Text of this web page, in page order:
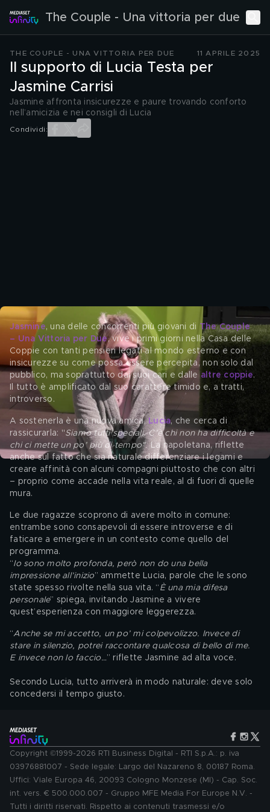
The Couple - Una vittoria per due
THE COUPLE - UNA VITTORIA PER DUE 11 APRILE 2025
Il supporto di Lucia Testa per
Jasmine Carrisi
Jasmine affronta insicurezze e paure trovando conforto
nell’amicizia e nei consigli di Lucia
Condividi:
Jasmine, una delle concorrenti più giovani di The Couple
– Una Vittoria per Due, vive i primi giorni nella Casa delle
Coppie con tanti pensieri legati al mondo esterno e con
insicurezze su come possa essere percepita, non solo dal
pubblico, ma soprattutto dai suoi cari e dalle altre coppie.
Il tutto è amplificato dal suo carattere timido e, a tratti,
introverso.
A sostenerla è una nuova amica, Lucia, che cerca di
rassicurarla: "Siamo tutti speciali. C’è chi non ha difficoltà e
chi ci mette un po’ più di tempo". La napoletana, riflette
anche sul fatto che sia naturale differenziare i legami e
creare affinità con alcuni compagni piuttosto che con altri
– proprio come accade nella vita reale, al di fuori di quelle
mura.
Le due ragazze scoprono di avere molto in comune:
entrambe sono consapevoli di essere introverse e di
faticare a emergere in un contesto come quello del
programma.
“Io sono molto profonda, però non do una bella
impressione all’inizio” ammette Lucia, parole che le sono
state spesso rivolte nella sua vita. “ È una mia difesa
personale” spiega, invitando Jasmine a vivere
quest’esperienza con maggiore leggerezza.
“Anche se mi accetto, un po’ mi colpevolizzo. Invece di
stare in silenzio, potrei raccontare qualcosa di bello di me.
E invece non lo faccio…” riflette Jasmine ad alta voce.
Secondo Lucia, tutto arriverà in modo naturale: deve solo
concedersi il tempo giusto.
Copyright ©1999-2026 RTI Business Digital - RTI S.p.A.: p. iva
03976881007 - Sede legale: Largo del Nazareno 8, 00187 Roma.
Uffici: Viale Europa 46, 20093 Cologno Monzese (MI) - Cap. Soc.
int. vers. € 500.000.007 - Gruppo MFE Media For Europe N.V. -
Tutti i diritti riservati. Rispetto ai contenuti trasmessi e/o